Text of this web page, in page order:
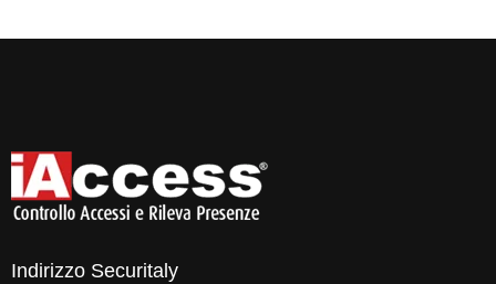
Indirizzo Securitaly